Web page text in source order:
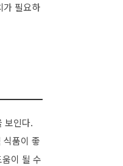
가 필요하
보인다.
식품이 좋
이 될 수